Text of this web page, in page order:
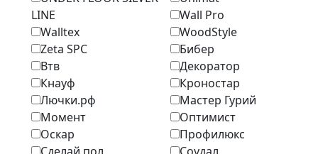
LINE
Wall Pro
Walltex
WoodStyle
Zeta SPC
Бибер
Втв
Декоратор
Кнауф
Кроностар
Лючки.рф
Мастер Гурий
Момент
Оптимист
Оскар
Профилюкс